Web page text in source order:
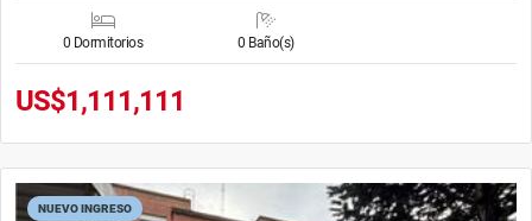
0 Dormitorios 0 Baño(s)
US$1,111,111
NUEVO INGRESO